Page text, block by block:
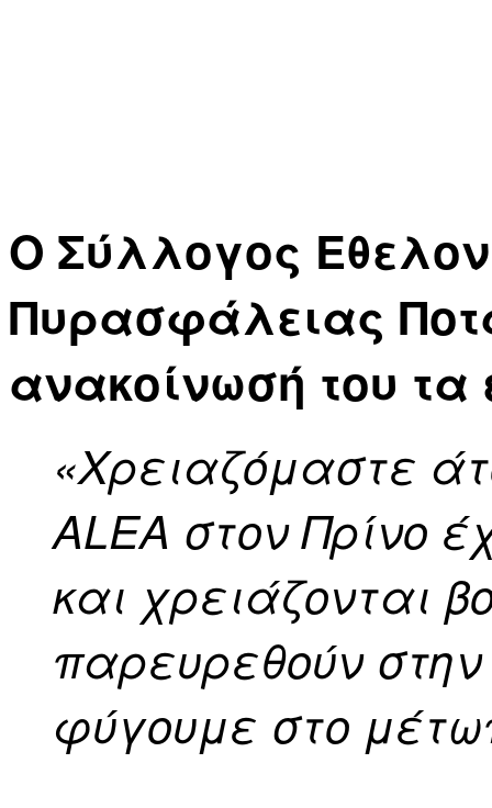
Ο Σύλλογος
Πυρασφάλειας
ανακοίνωσή του τα
«Χρειαζόμαστε
ALEA στον Πρίνο
και χρειάζονται
παρευρεθούν
φύγουμε στο